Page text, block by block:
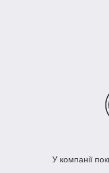
У компанії